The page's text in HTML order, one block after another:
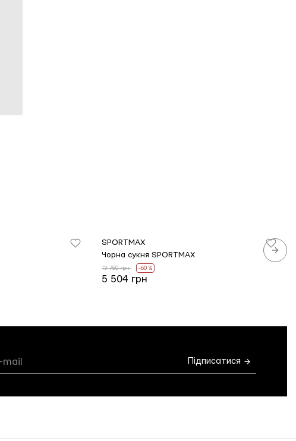
SPORTMAX
Чорна сукня SPORTMAX
13 760 грн -60 %
5 504 грн
Підписатися